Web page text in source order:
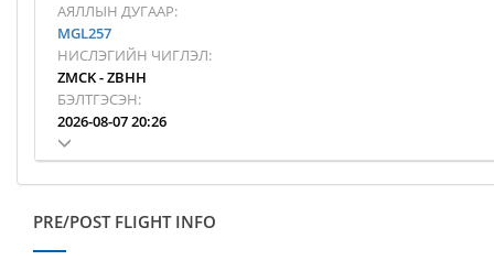
АЯЛЛЫН ДУГААР:
MGL257
НИСЛЭГИЙН ЧИГЛЭЛ:
ZMCK-ZBHH
БЭЛТГЭСЭН:
2026-08-07 20:26
PRE/POST FLIGHT INFO